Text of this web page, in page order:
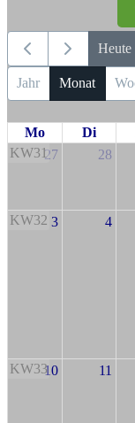
Heute
Jahr Monat
Mo Di
KW3127 28
KW32 3 4
KW3310 11